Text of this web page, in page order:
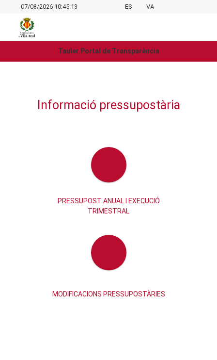
07/08/2026 10:45:13 ES VA
Tauler Portal de Transparència
Informació pressupostària
PRESSUPOST ANUAL I EXECUCIÓ
TRIMESTRAL
MODIFICACIONS PRESSUPOSTÀRIES